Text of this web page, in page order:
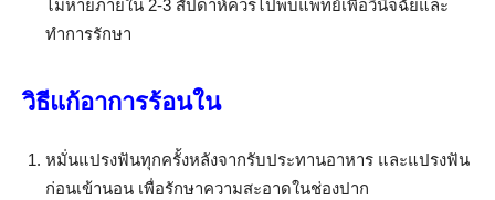
ไม่หายภายใน 2-3 สัปดาห์ควรไปพบแพทย์เพื่อวินิจฉัยและ
ทำการรักษา
วิธีแก้อาการร้อนใน
หมั่นแปรงฟันทุกครั้งหลังจากรับประทานอาหาร และแปรงฟัน
ก่อนเข้านอน เพื่อรักษาความสะอาดในช่องปาก